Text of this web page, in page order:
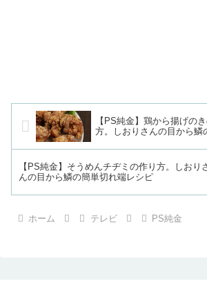
【PS純金】鶏から揚げの
方。しおりさんの目から鱗
【PS純金】そうめんチヂミの作り方。しおり
んの目から鱗の簡単切れ端レシピ
ホーム テレビ PS純金